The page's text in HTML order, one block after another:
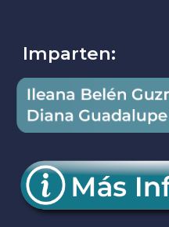
Imparten: